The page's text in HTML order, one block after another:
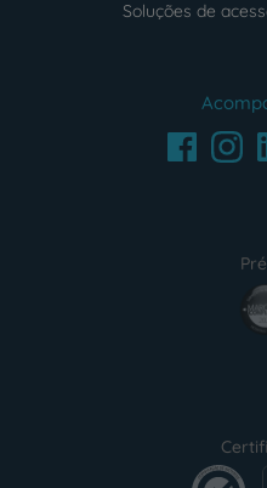
Soluções de
Facebook